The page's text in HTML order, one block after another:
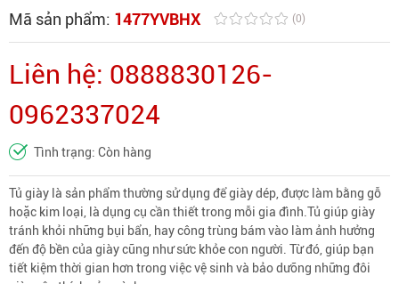
Mã sản phẩm: 1477YVBHX (0)
Liên hệ: 0888830126-
0962337024
Tình trạng: Còn hàng
Tủ giày là sản phẩm thường sử dụng để giày dép, được làm bằng gỗ
hoặc kim loại, là dụng cụ cần thiết trong mỗi gia đình.Tủ giúp giày
tránh khỏi những bụi bẩn, hay công trùng bám vào làm ảnh hưởng
đến độ bền của giày cũng như sức khỏe con người. Từ đó, giúp bạn
tiết kiệm thời gian hơn trong việc vệ sinh và bảo dưỡng những đôi